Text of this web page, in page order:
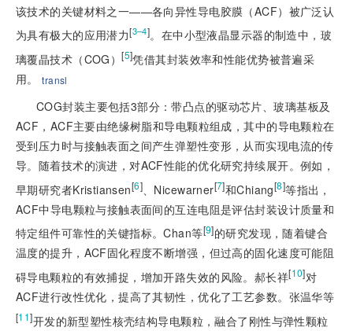
该技术的关键材料之一——各向异性导电胶膜（ACF）被广泛认
为具有极大的应用潜力[3–4]。在中小型液晶显示器的制造中，玻
璃覆晶技术（COG）[5]凭借其封装效率和性能优势被普遍采
用。
transl
COG封装主要包括3部分：带凸点的驱动芯片、玻璃基板及
ACF，ACF主要由绝缘树脂和导电颗粒组成，其中的导电颗粒在
受到压力时与接触表面之间产生弹塑性变形，从而实现电流的传
导。随着技术的演进，对ACF性能的优化研究持续展开。例如，
早期研究者Kristiansen[6] 、Nicewarner[7]和Chiang[8]等指出，
ACF中导电颗粒与接触表面间的互连电阻是评估封装设计质量和
特定组件可靠性的关键指标。Chan等[9]的研究发现，随着键合
温度的提升，ACF固化程度不断增强，但过高的固化速度可能阻
碍导电颗粒的有效捕捉，增加开路失效的风险。郝长祥[10]对
ACF进行改性优化，提高了其韧性，优化了工艺参数。张温华等
[11]开发的新型塑性核壳结构导电颗粒，融合了刚性与弹性颗粒